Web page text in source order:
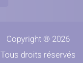
Copyright ® 2026
Tous droits réservés